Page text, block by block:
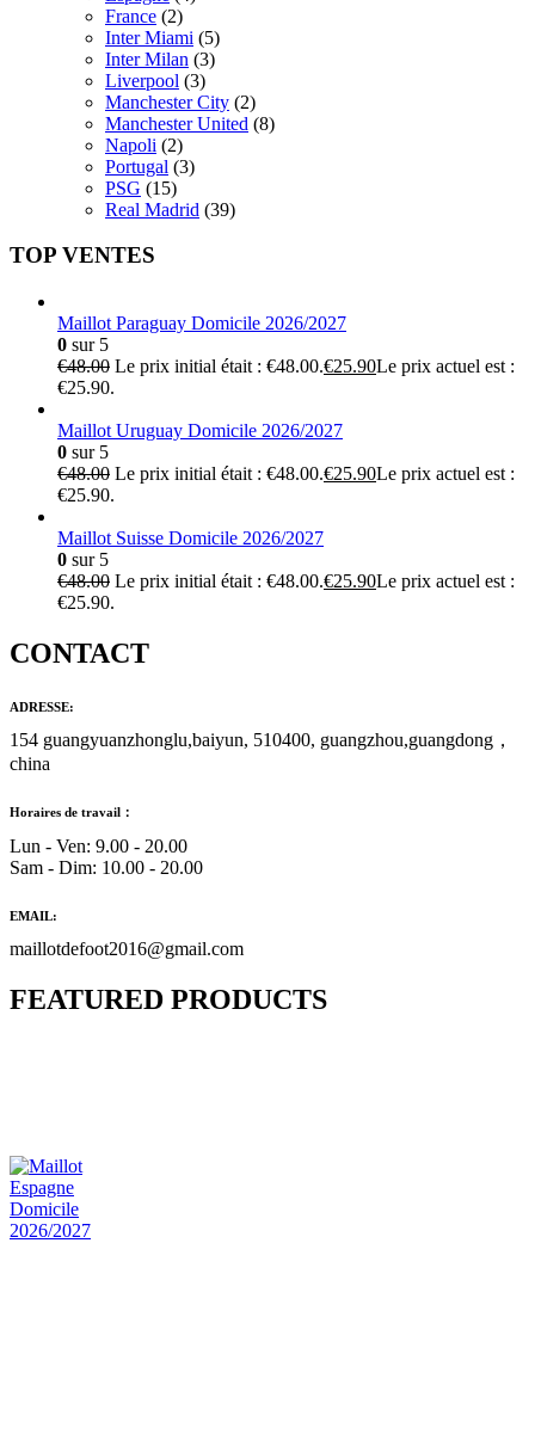
France (2)
Inter Miami (5)
Inter Milan (3)
Liverpool (3)
Manchester City (2)
Manchester United (8)
Napoli (2)
Portugal (3)
PSG (15)
Real Madrid (39)
TOP VENTES
Maillot Paraguay Domicile 2026/2027
0 sur 5
€48.00 Le prix initial était : €48.00.€25.90Le prix actuel est :
€25.90.
Maillot Uruguay Domicile 2026/2027
0 sur 5
€48.00 Le prix initial était : €48.00.€25.90Le prix actuel est :
€25.90.
Maillot Suisse Domicile 2026/2027
0 sur 5
€48.00 Le prix initial était : €48.00.€25.90Le prix actuel est :
€25.90.
CONTACT
ADRESSE:
154 guangyuanzhonglu,baiyun, 510400, guangzhou,guangdong，
china
Horaires de travail：
Lun - Ven: 9.00 - 20.00
Sam - Dim: 10.00 - 20.00
EMAIL:
maillotdefoot2016@gmail.com
FEATURED PRODUCTS